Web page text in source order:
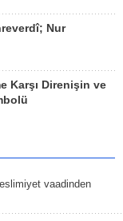
Nur
Karşı Direnişin ve
vaadinden